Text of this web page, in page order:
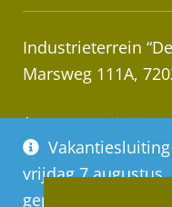
vrijdag 7
geplaatst worden,
Industrieterrein
Marsweg 111A,
* Let op! Wij zijn
Afhalen van